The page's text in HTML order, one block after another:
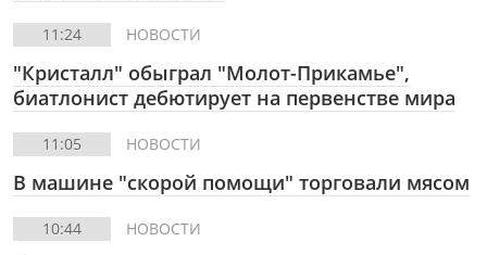
11:24 НОВОСТИ
"Кристалл" обыграл "Молот-Прикамье",
биатлонист дебютирует на первенстве мира
11:05 НОВОСТИ
В машине "скорой помощи" торговали мясом
10:44 НОВОСТИ